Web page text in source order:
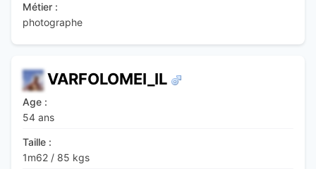
Métier :
photographe
VARFOLOMEI_IL
Age :
54 ans
Taille :
1m62 / 85 kgs